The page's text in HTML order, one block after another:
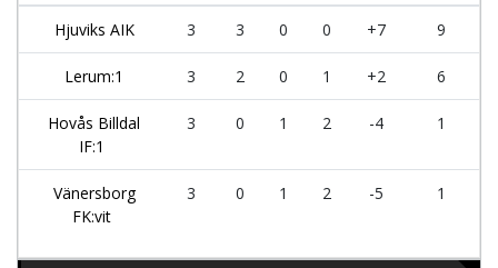
Hjuviks AIK 3 3 0 0 +7 9
Lerum:1 3 2 0 1 +2 6
Hovås Billdal
IF:1
3 0 1 2 -4 1
Vänersborg
FK:vit
3 0 1 2 -5 1